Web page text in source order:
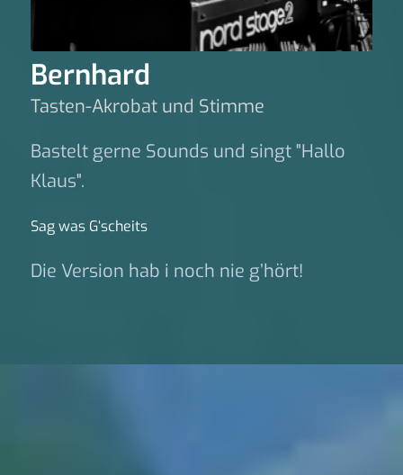
Bernhard
Tasten-Akrobat und Stimme
Bastelt gerne Sounds und singt "Hallo
Klaus".
Sag was G‘scheits
Die Version hab i noch nie g’hört!